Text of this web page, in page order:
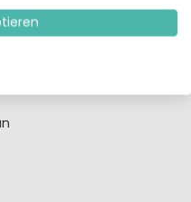
waldreichen Naturgebiet,
ideale Bedingungen
in der Nähe, an denen
betreiben können.